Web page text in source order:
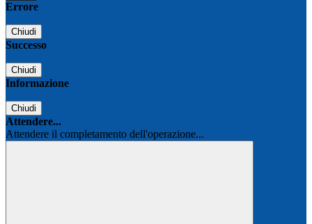
Errore
Chiudi
Successo
Chiudi
Informazione
Chiudi
Attendere...
Attendere il completamento dell'operazione...